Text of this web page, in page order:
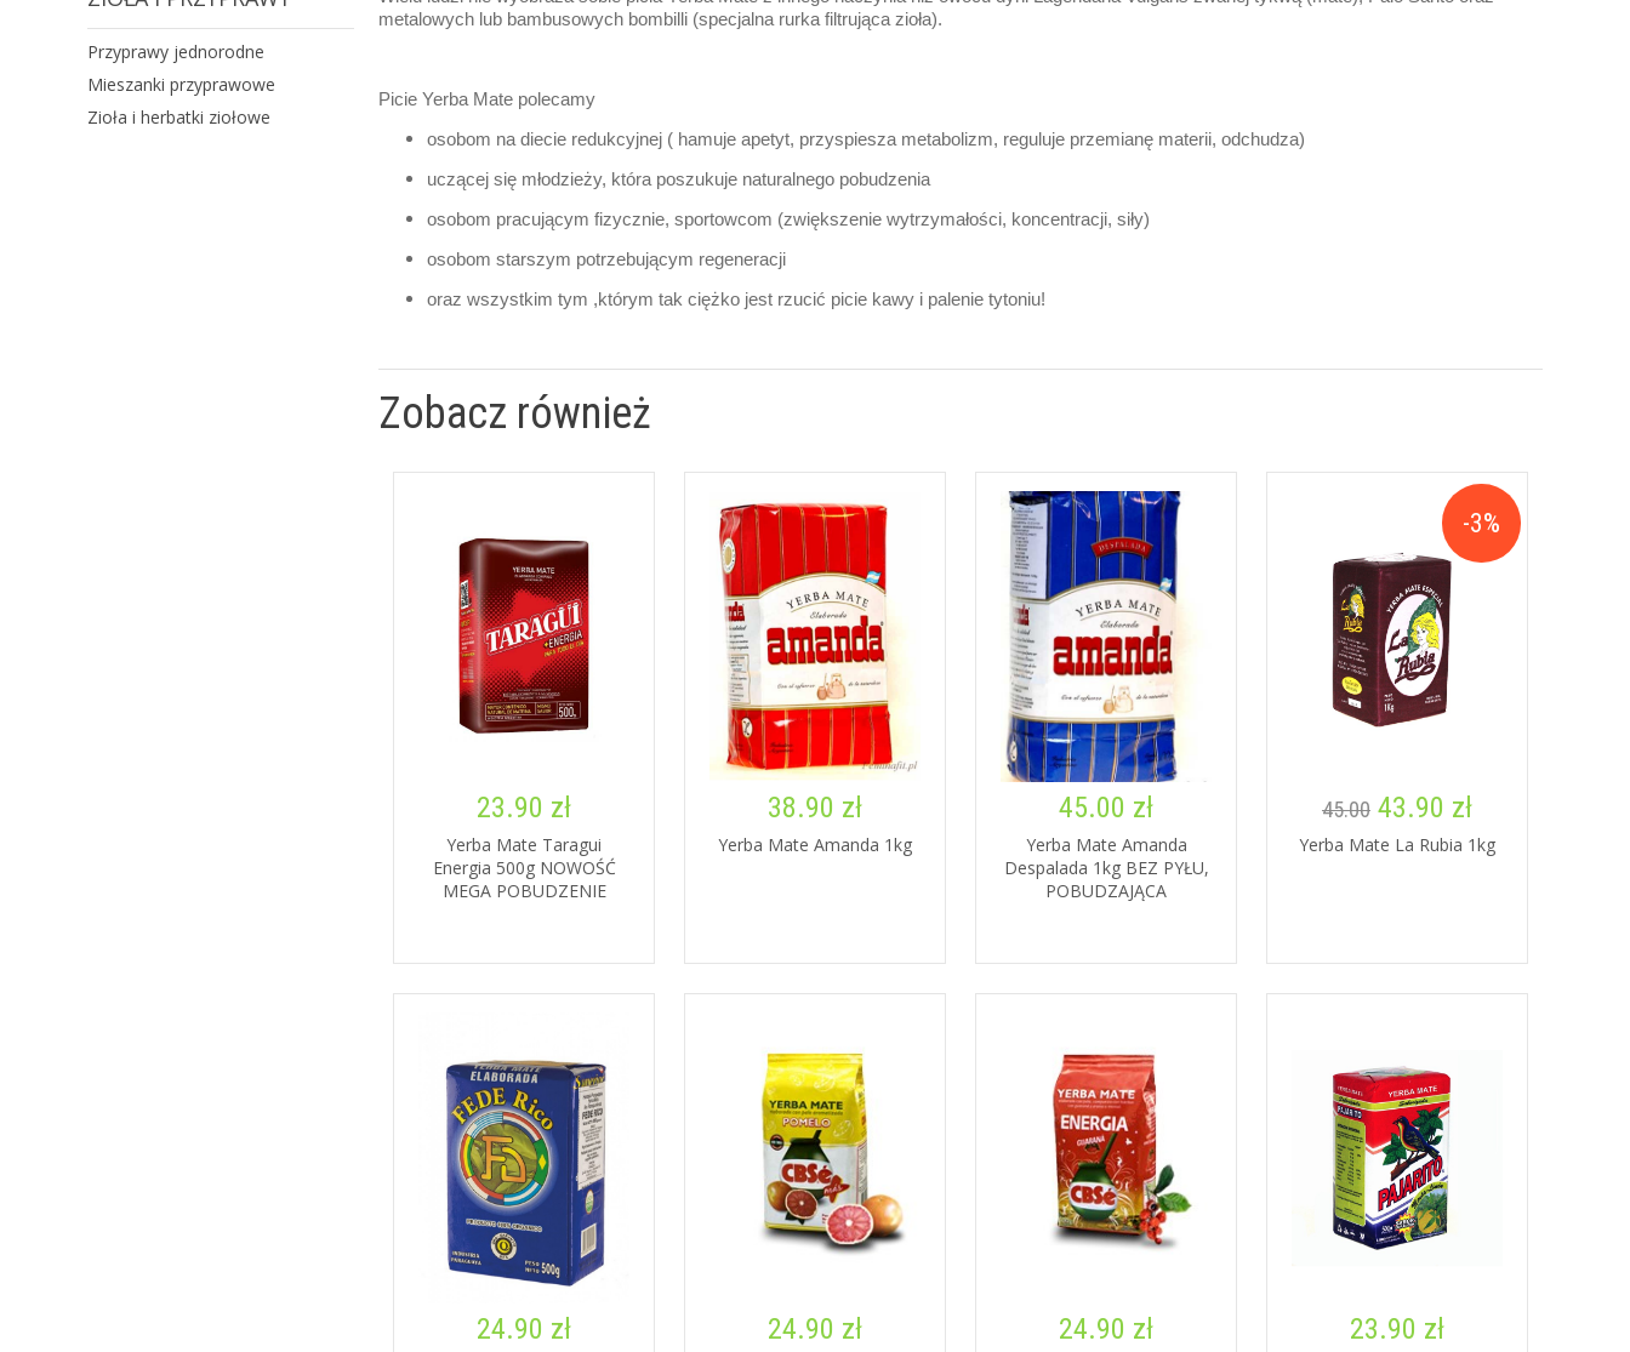
Przyprawy jednorodne
Mieszanki przyprawowe
Zioła i herbatki ziołowe
metalowych lub bambusowych bombilli (specjalna rurka filtrująca zioła).
Picie Yerba Mate polecamy
osobom na diecie redukcyjnej ( hamuje apetyt, przyspiesza metabolizm, reguluje przemianę materii, odchudza)
uczącej się młodzieży, która poszukuje naturalnego pobudzenia
osobom pracującym fizycznie, sportowcom (zwiększenie wytrzymałości, koncentracji, siły)
osobom starszym potrzebującym regeneracji
oraz wszystkim tym ,którym tak ciężko jest rzucić picie kawy i palenie tytoniu!
Zobacz również
23.90 zł
Yerba Mate Taragui
Energia 500g NOWOŚĆ
MEGA POBUDZENIE
38.90 zł
Yerba Mate Amanda 1kg
45.00 zł
Yerba Mate Amanda
Despalada 1kg BEZ PYŁU,
POBUDZAJĄCA
-3%
45.00 43.90 zł
Yerba Mate La Rubia 1kg
24.90 zł 24.90 zł 24.90 zł 23.90 zł